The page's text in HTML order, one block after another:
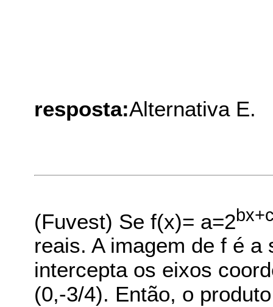
resposta:Alternativa E.
(Fuvest) Se f(x)= a=2
reais. A imagem de f é
intercepta os eixos
(0,-3/4). Então, o